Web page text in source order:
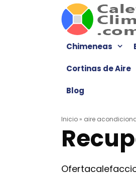
Chimeneas
Cortinas de Aire
Blog
Inicio » aire
Oferta